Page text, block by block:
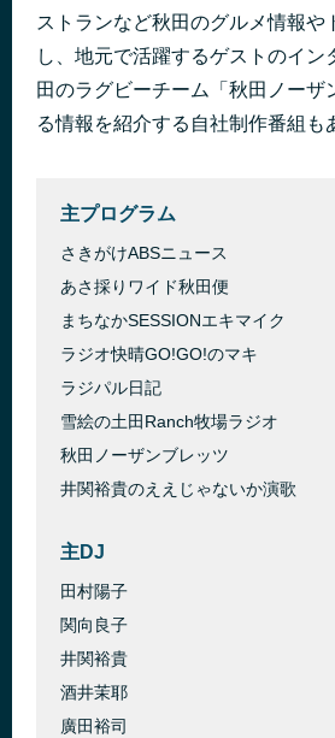
ストランなど秋田のグルメ情報や
し、地元で活躍するゲストのイン
田のラグビーチーム「秋田ノーザ
る情報を紹介する自社制作番組も
主プログラム
さきがけABSニュース
あさ採りワイド秋田便
まちなかSESSIONエキマイク
ラジオ快晴GO!GO!のマキ
ラジパル日記
雪絵の土田Ranch牧場ラジオ
秋田ノーザンブレッツ
井関裕貴のええじゃないか演歌
主DJ
田村陽子
関向良子
井関裕貴
酒井茉耶
廣田裕司